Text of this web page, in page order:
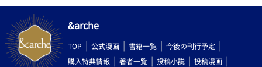
&arche
TOP 公式漫画 書籍一覧
今後の刊行予定
購入特典情報
著者一覧 投稿小説 投稿漫画